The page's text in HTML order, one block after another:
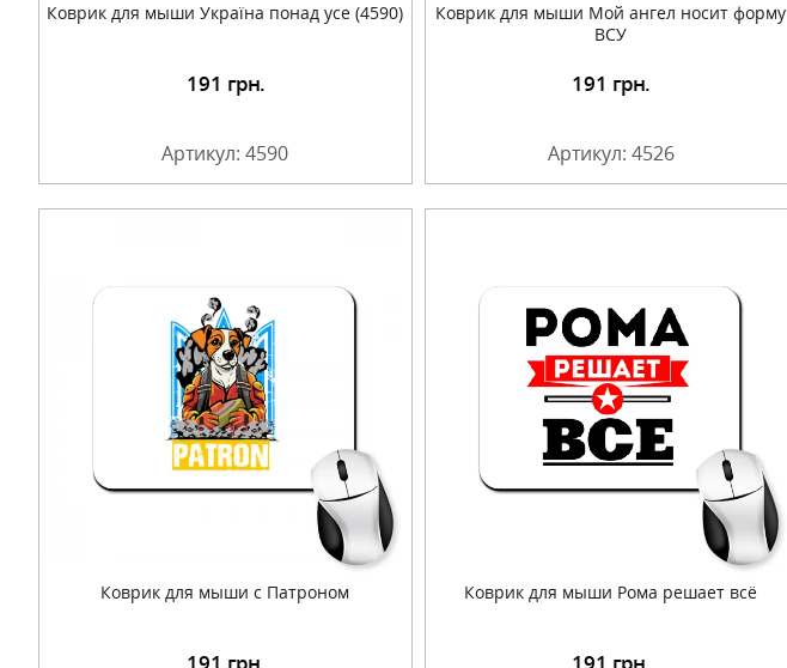
Коврик для мыши Україна понад усе (4590)
191 грн.
Артикул: 4590
Коврик для мыши Мой ангел носит форму
ВСУ
Подробнее 191 грн.
Артикул: 4526
Подробнее
Коврик для мыши с Патроном
191 грн.
Коврик для мыши Рома решает всё
191 грн.